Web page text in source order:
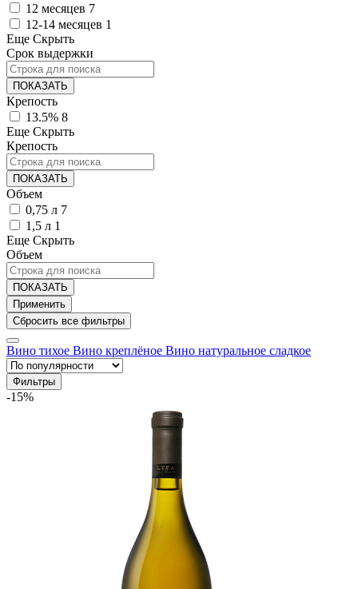
12 месяцев 7
12-14 месяцев 1
Еще Скрыть
Срок выдержки
ПОКАЗАТЬ
Крепость
13.5% 8
Еще Скрыть
Крепость
ПОКАЗАТЬ
Объем
0,75 л 7
1,5 л 1
Еще Скрыть
Объем
ПОКАЗАТЬ
Вино тихое Вино креплёное Вино натуральное сладкое
Фильтры
-15%